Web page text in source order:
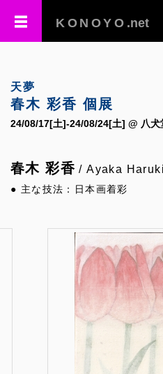
KONOYO .net
天夢
春木 彩香 個展
24/08/17[土]-24/08/24[土] @ 八犬
春木 彩香 / Ayaka
● 主な技法：日本画着彩